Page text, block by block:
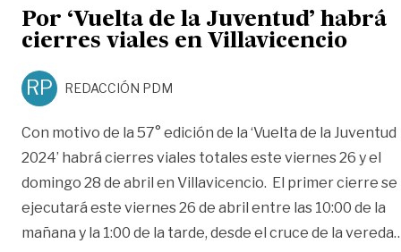
Por ‘Vuelta de la Juventud’ habrá
cierres viales en Villavicencio
RP REDACCIÓN PDM
Con motivo de la 57° edición de la ‘Vuelta de la Juventud
2024’ habrá cierres viales totales este viernes 26 y el
domingo 28 de abril en Villavicencio. El primer cierre se
ejecutará este viernes 26 de abril entre las 10:00 de la
mañana y la 1:00 de la tarde, desde el cruce de la vereda